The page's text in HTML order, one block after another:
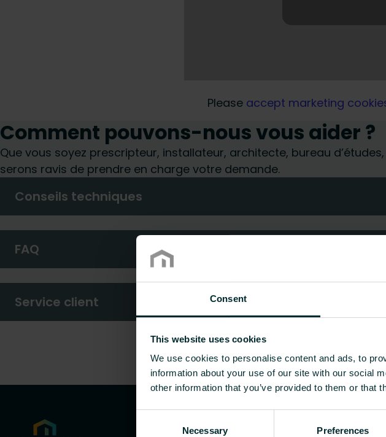
Consent
This website uses cookies
We use cookies to personalise content and ads, to
information about your use of our site with our social
other information that you’ve provided to them or that
Necessary Preferences
Please accept marketing
Comment pouvons-nous vous aider ?
Que vous soyez prescripteur, installateur, architecte, bureau
serons ravis de prendre en charge votre demande.
Conseils techniques
FAQ
Service client